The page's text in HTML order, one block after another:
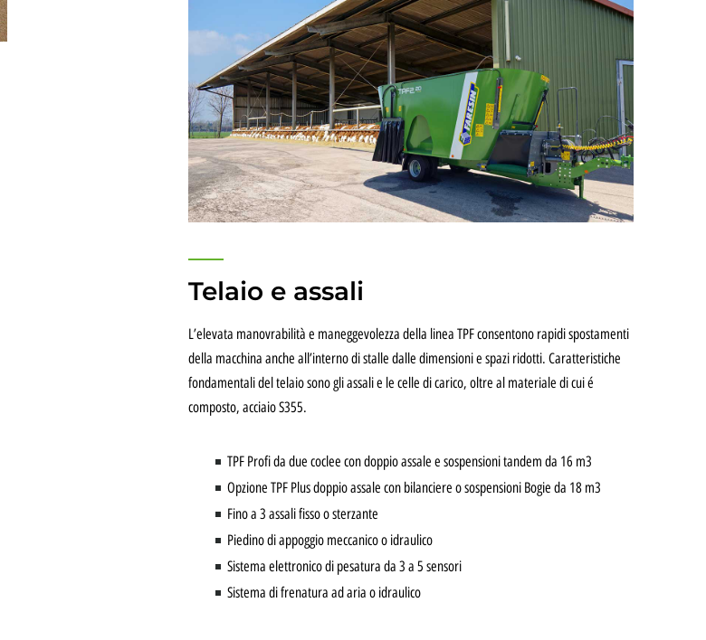
Telaio e assali
L’elevata manovrabilità e maneggevolezza della linea TPF consentono rapidi spostamenti
della macchina anche all’interno di stalle dalle dimensioni e spazi ridotti. Caratteristiche
fondamentali del telaio sono gli assali e le celle di carico, oltre al materiale di cui é
composto, acciaio S355.
TPF Profi da due coclee con doppio assale e sospensioni tandem da 16 m3
Opzione TPF Plus doppio assale con bilanciere o sospensioni Bogie da 18 m3
Fino a 3 assali fisso o sterzante
Piedino di appoggio meccanico o idraulico
Sistema elettronico di pesatura da 3 a 5 sensori
Sistema di frenatura ad aria o idraulico